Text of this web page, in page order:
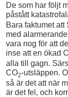
De som har följt
påstått
Bara faktumet
med
vara nog för att
inse att en ökad
alla till gagn.
CO2-utsläppen.
så är det att när
är det fel, och